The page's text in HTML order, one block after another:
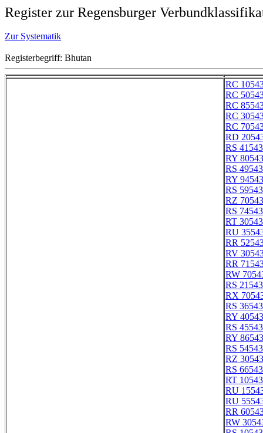
Register zur Regensburger
Zur Systematik
Registerbegriff: Bhutan
RC
RC
RC
RC
RC
RD
RS 41543
RY 80543
RS 49543
RY 94543
RS 59543
RZ 70543
RS 74543
RT 30543
RU
RR
RV
RR
RW
RS 21543
RX
RS 36543
RY 40543
RS 45543
RY 86543
RS 54543
RZ 30543
RS 66543
RT 10543
RU
RU
RR
RW